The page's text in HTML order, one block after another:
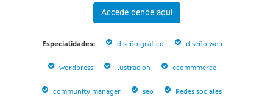
Accede dende aquí
Especialidades: diseño gráfico diseño web
wordpress ilustración ecommmerce
community manager seo Redes sociales